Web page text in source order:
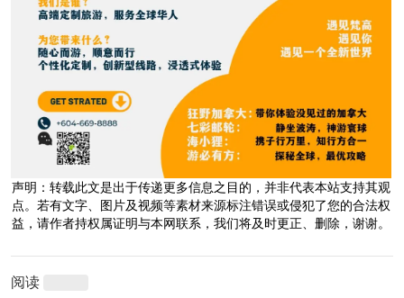
声明：转载此文是出于传递更多信息之目的，并非代表本站支持其观
点。若有文字、图片及视频等素材来源标注错误或侵犯了您的合法权
益，请作者持权属证明与本网联系，我们将及时更正、删除，谢谢。
阅读